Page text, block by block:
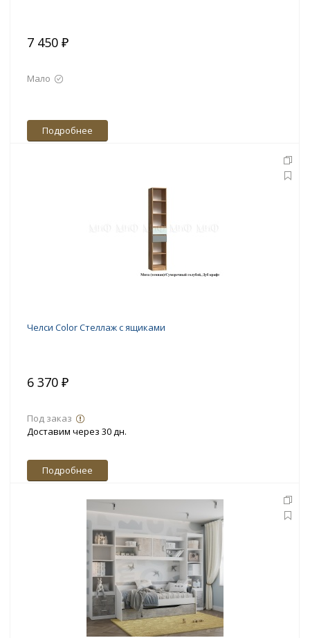
7 450 ₽
Мало
Подробнее
Челси Color Стеллаж с ящиками
6 370 ₽
Под заказ
Доставим через 30 дн.
Подробнее